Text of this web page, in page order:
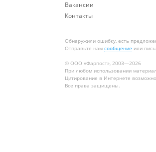
Вакансии
Контакты
Обнаружили ошибку, есть
Отправьте нам сообщение или
© ООО «Фарпост», 2003—2026
При любом использовании
Цитирование в Интернете
Все права защищены.